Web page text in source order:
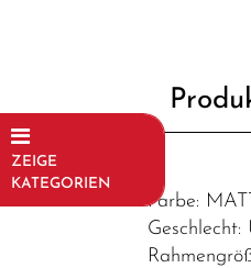
ZEIGE
KATEGORIEN
Farbe:
Geschlecht: